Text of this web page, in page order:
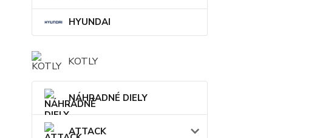
HYUNDAI
KOTLY
NÁHRADNÉ DIELY
ATTACK